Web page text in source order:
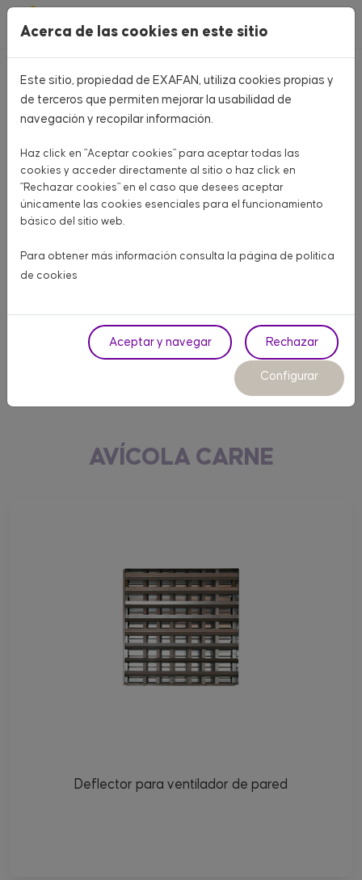
Pasar al contenido principal
Home CATÁLOGO PRODUCTOS
CATÁLOGO PRODUCTOS
Aquí encontrarás todo lo que necesitas para tu granja
AVÍCOLA PUESTA
OTROS ANIMALES
AVÍCOLA CARNE
Deflector para ventilador de pared
Acerca de las cookies en este sitio
Este sitio, propiedad de EXAFAN, utiliza cookies propias y
de terceros que permiten mejorar la usabilidad de
navegación y recopilar información.
Haz click en "Aceptar cookies" para aceptar todas las
cookies y acceder directamente al sitio o haz click en
"Rechazar cookies" en el caso que desees aceptar
únicamente las cookies esenciales para el funcionamiento
básico del sitio web.
Para obtener más información consulta la página de política
de cookies
Aceptar y navegar Rechazar
Configurar